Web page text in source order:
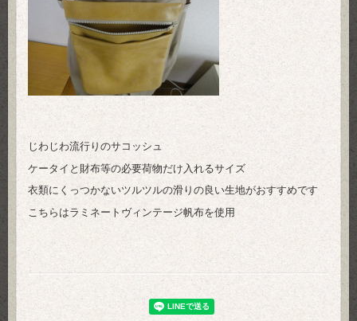
じわじわ流行りのサコッシュ
ケータイと財布等の必要荷物だけ入れるサイズ
衣類にくっつかないツルツルの滑りの良い生地がおすすめです
こちらはラミネートヴィンテージ帆布を使用